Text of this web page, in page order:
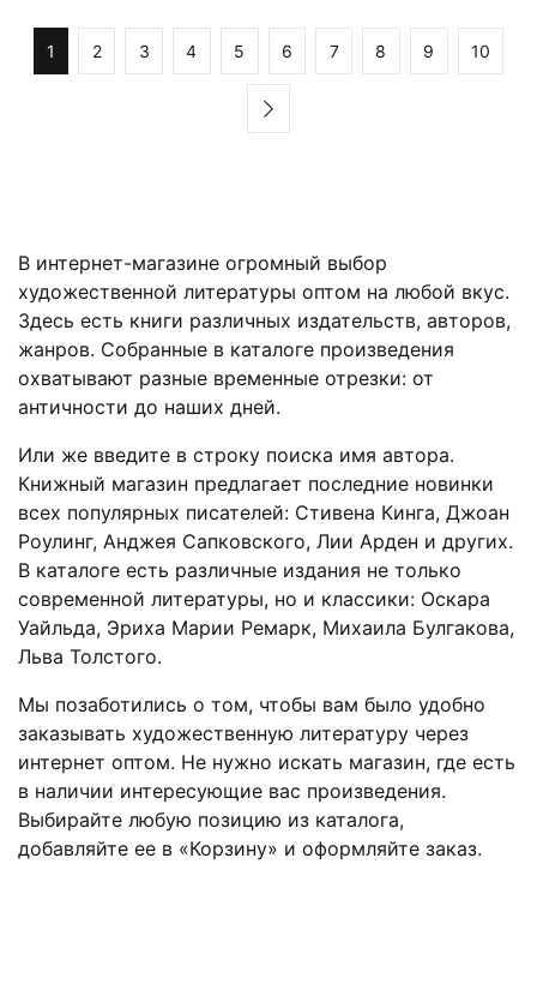
1 2 3 4 5 6 7 8 9 10
В интернет-магазине огромный выбор
художественной литературы оптом на любой вкус.
Здесь есть книги различных издательств, авторов,
жанров. Собранные в каталоге произведения
охватывают разные временные отрезки: от
античности до наших дней.
Или же введите в строку поиска имя автора.
Книжный магазин предлагает последние новинки
всех популярных писателей: Стивена Кинга, Джоан
Роулинг, Анджея Сапковского, Лии Арден и других.
В каталоге есть различные издания не только
современной литературы, но и классики: Оскара
Уайльда, Эриха Марии Ремарк, Михаила Булгакова,
Льва Толстого.
Мы позаботились о том, чтобы вам было удобно
заказывать художественную литературу через
интернет оптом. Не нужно искать магазин, где есть
в наличии интересующие вас произведения.
Выбирайте любую позицию из каталога,
добавляйте ее в «Корзину» и оформляйте заказ.